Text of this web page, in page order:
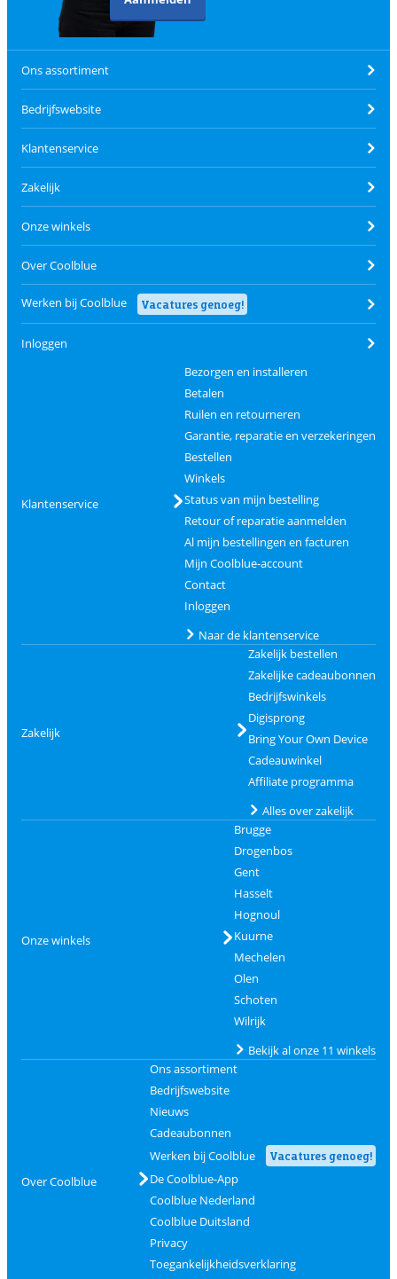
Ons assortiment
Bedrijfswebsite
Klantenservice
Zakelijk
Onze winkels
Over Coolblue
Werken bij Coolblue Vacatures genoeg!
Inloggen
Klantenservice
Bezorgen en installeren
Betalen
Ruilen en retourneren
Garantie, reparatie en verzekeringen
Bestellen
Winkels
Status van mijn bestelling
Retour of reparatie aanmelden
Al mijn bestellingen en facturen
Mijn Coolblue-account
Contact
Inloggen
Naar de klantenservice
Zakelijk
Zakelijk bestellen
Zakelijke cadeaubonnen
Bedrijfswinkels
Digisprong
Bring Your Own Device
Cadeauwinkel
Affiliate programma
Alles over zakelijk
Onze winkels
Brugge
Drogenbos
Gent
Hasselt
Hognoul
Kuurne
Mechelen
Olen
Schoten
Wilrijk
Bekijk al onze 11 winkels
Over Coolblue
Ons assortiment
Bedrijfswebsite
Nieuws
Cadeaubonnen
Werken bij Coolblue
Vacatures genoeg!
De Coolblue-App
Coolblue Nederland
Coolblue Duitsland
Privacy
Toegankelijkheidsverklaring